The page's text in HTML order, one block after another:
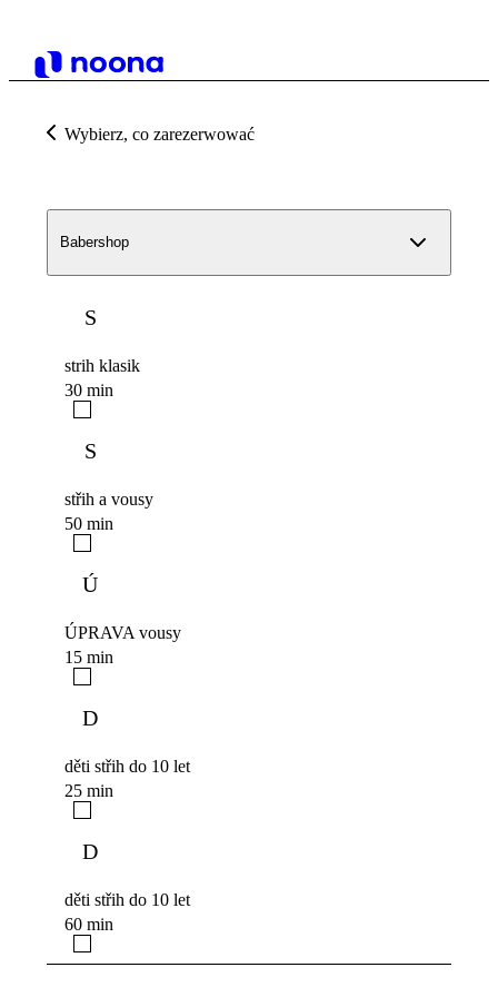
Wybierz, co zarezerwować
Babershop
S
strih klasik
30 min
S
střih a vousy
50 min
Ú
ÚPRAVA vousy
15 min
D
děti střih do 10 let
25 min
D
děti střih do 10 let
60 min